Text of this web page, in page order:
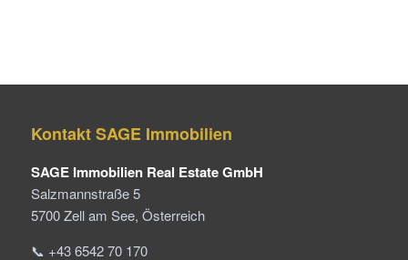
Kontakt SAGE Immobilien
SAGE Immobilien Real Estate GmbH
Salzmannstraße 5
5700 Zell am See, Österreich
📞 +43 6542 70 170